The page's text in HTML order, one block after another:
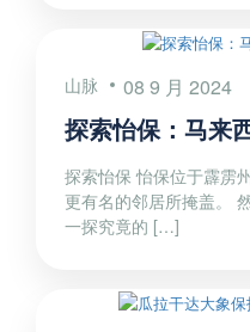
山脉 08 9 月 2024
探索怡保：马来
探索怡保 怡保位于霹雳
更有名的邻居所掩盖。
一探究竟的 […]